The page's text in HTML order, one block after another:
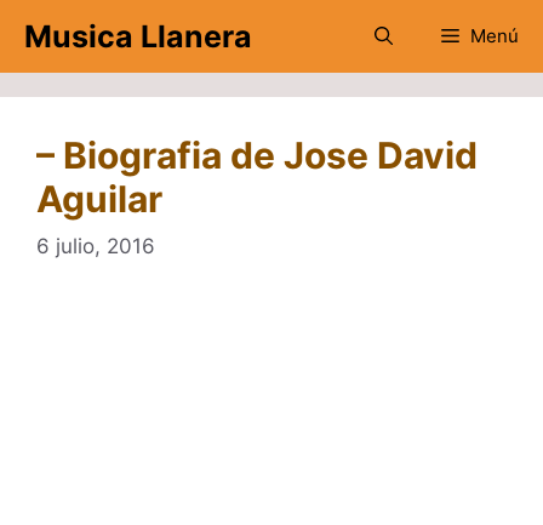
contenido
Musica Llanera Menú
– Biografia de Jose David
Aguilar
6 julio, 2016